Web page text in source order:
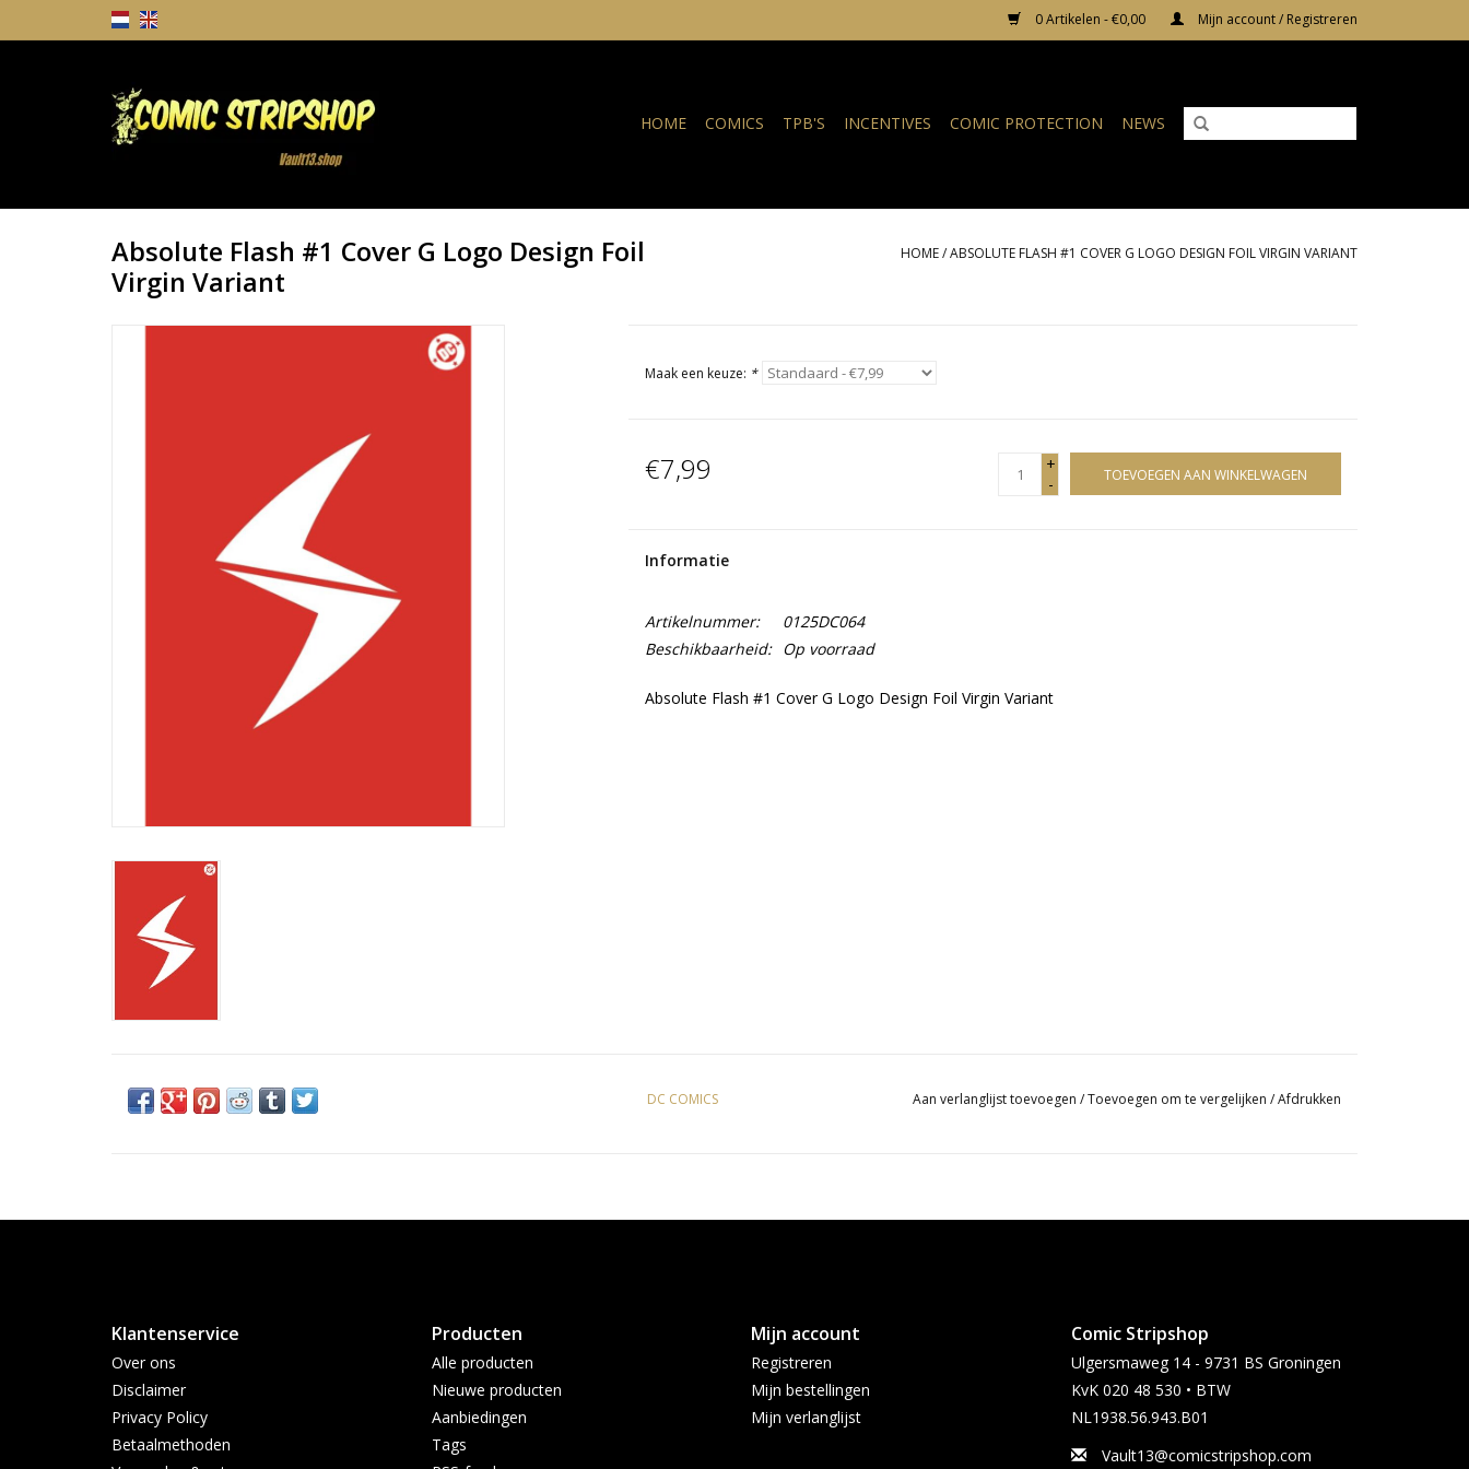
0 Artikelen - €0,00 Mijn account / Registreren
HOME COMICS TPB'S INCENTIVES COMIC PROTECTION NEWS
Absolute Flash #1 Cover G Logo Design Foil
Virgin Variant
HOME/ABSOLUTE FLASH #1 COVER G LOGO DESIGN FOIL VIRGIN VARIANT
Maak een keuze: *
€7,99
+
-
TOEVOEGEN AAN WINKELWAGEN
Informatie
Artikelnummer:
0125DC064
Beschikbaarheid:
Op voorraad
Absolute Flash #1 Cover G Logo Design Foil Virgin Variant
DC COMICS Aan verlanglijst toevoegen /Toevoegen om te vergelijken /Afdrukken
Klantenservice
Over ons
Disclaimer
Privacy Policy
Betaalmethoden
Producten
Alle producten
Nieuwe producten
Aanbiedingen
Tags
Mijn account
Registreren
Mijn bestellingen
Mijn verlanglijst
Comic Stripshop
Ulgersmaweg 14 - 9731 BS Groningen
KvK 020 48 530 • BTW
NL1938.56.943.B01
Vault13@comicstripshop.com